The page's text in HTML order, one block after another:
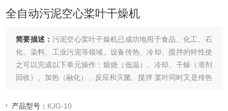
全自动污泥空心桨叶干燥机
简要描述： 污泥空心桨叶干燥机已成功地用于食品、化工、石
化、染料、工业污泥等领域。设备传热、冷却、搅拌的特性使
之可以完成以下单元操作：煅烧（低温）、冷却、干燥（溶剂
回收）、加热（融化）、反应和灭菌。搅拌 桨叶同时又是传热
产品型号： KJG-10